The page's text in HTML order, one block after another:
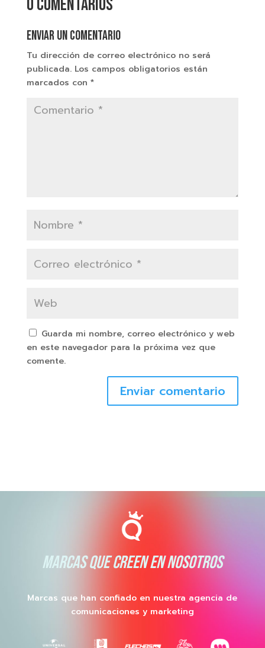
0 comentarios
Enviar un comentario
Tu dirección de correo electrónico no será
publicada. Los campos obligatorios están
marcados con *
Guarda mi nombre, correo electrónico y web
en este navegador para la próxima vez que
comente.
Enviar comentario
MARCAS QUE CREEN EN NOSOTROS
Marcas que han confiado en nuestra agencia de
comunicaciones y marketing